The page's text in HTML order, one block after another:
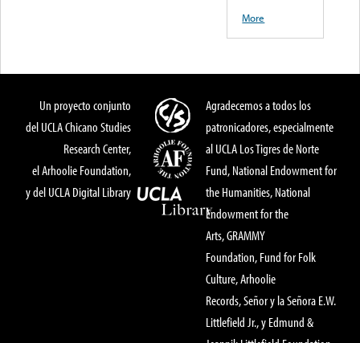
More
Un proyecto conjunto
del UCLA Chicano Studies
Research Center,
el Arhoolie Foundation,
y del UCLA Digital Library
Agradecemos a todos los
patronicadores, especialmente
al UCLA Los Tigres de Norte
Fund, National Endowment for
the Humanities, National
Endowment for the
Arts, GRAMMY
Foundation, Fund for Folk
Culture, Arhoolie
Records, Señor y la Señora E.W.
Littlefield Jr., y Edmund &